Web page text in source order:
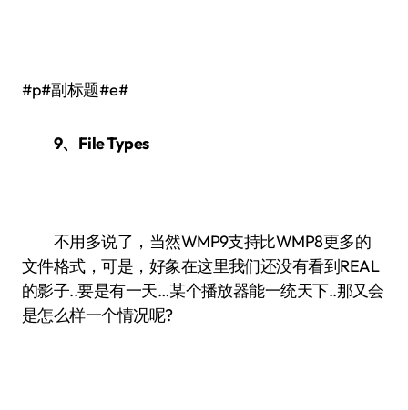
#p#副标题#e#
9、File Types
不用多说了，当然WMP9支持比WMP8更多的
文件格式，可是，好象在这里我们还没有看到REAL
的影子..要是有一天…某个播放器能一统天下..那又会
是怎么样一个情况呢?